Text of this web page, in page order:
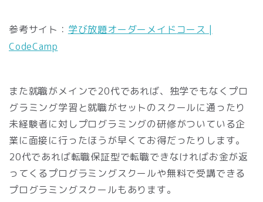
参考サイト： 学び放題オーダーメイド コース |
CodeCamp
また就職がメインで20代であれば、独学でもなくプロ
グラミング学習と就職がセットのスクールに通ったり
未経験者に対しプログラミングの研修がついている企
業に面接に行ったほうが早くてお得だったりします。
20代であれば転職保証型で転職できなければお金が返
ってくるプログラミングスクールや無料で受講できる
プログラミングスクールもあります。